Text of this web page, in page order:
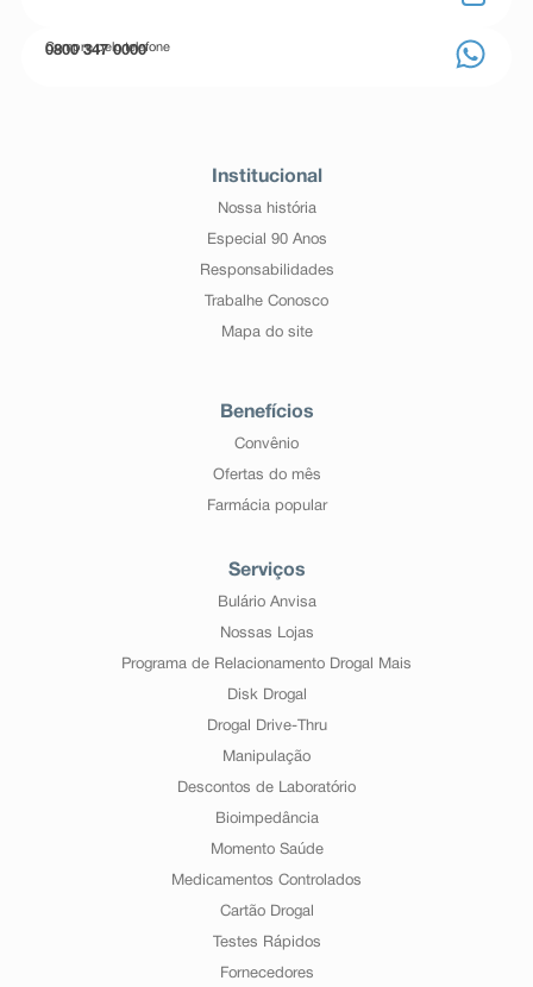
Compre pelo telefone
0800 347 0000
Institucional
Nossa história
Especial 90 Anos
Responsabilidades
Trabalhe Conosco
Mapa do site
Benefícios
Convênio
Ofertas do mês
Farmácia popular
Serviços
Bulário Anvisa
Nossas Lojas
Programa de Relacionamento Drogal Mais
Disk Drogal
Drogal Drive-Thru
Manipulação
Descontos de Laboratório
Bioimpedância
Momento Saúde
Medicamentos Controlados
Cartão Drogal
Testes Rápidos
Fornecedores